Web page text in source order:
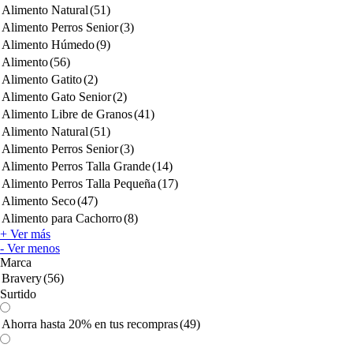
Alimento Natural(51)
Alimento Perros Senior(3)
Alimento Húmedo(9)
Alimento(56)
Alimento Gatito(2)
Alimento Gato Senior(2)
Alimento Libre de Granos(41)
Alimento Natural(51)
Alimento Perros Senior(3)
Alimento Perros Talla Grande(14)
Alimento Perros Talla Pequeña(17)
Alimento Seco(47)
Alimento para Cachorro(8)
+ Ver más
- Ver menos
Marca
Bravery(56)
Surtido
Ahorra hasta 20% en tus recompras(49)